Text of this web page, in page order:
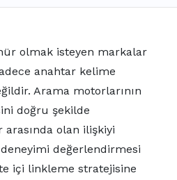
olmak isteyen markalar
anahtar kelime
Arama motorlarının
doğru şekilde
olan ilişkiyi
deneyimi değerlendirmesi
içi linkleme stratejisine